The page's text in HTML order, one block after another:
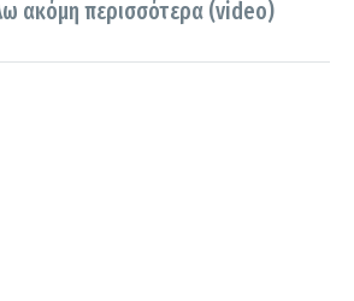
ακόμη περισσότερα (video)